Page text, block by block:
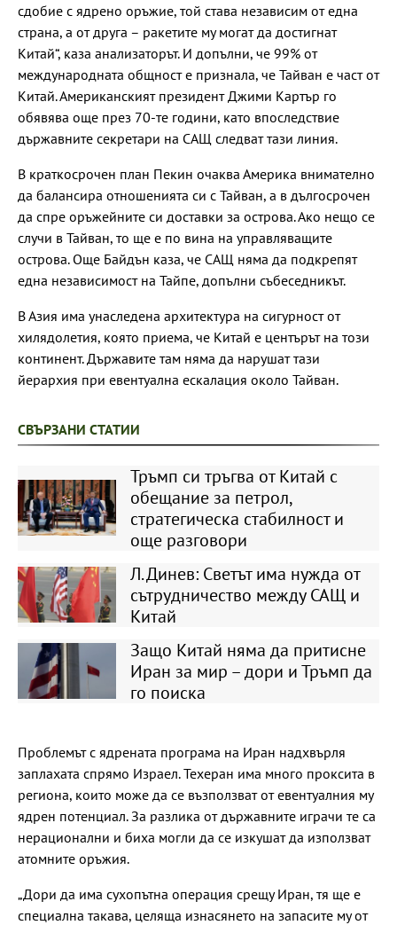
сдобие с ядрено оръжие, той става независим от една
страна, а от друга – ракетите му могат да достигнат
Китай“, каза анализаторът. И допълни, че 99% от
международната общност е признала, че Тайван е част от
Китай. Американският президент Джими Картър го
обявява още през 70-те години, като впоследствие
държавните секретари на САЩ следват тази линия.
В краткосрочен план Пекин очаква Америка внимателно
да балансира отношенията си с Тайван, а в дългосрочен
да спре оръжейните си доставки за острова. Ако нещо се
случи в Тайван, то ще е по вина на управляващите
острова. Още Байдън каза, че САЩ няма да подкрепят
една независимост на Тайпе, допълни събеседникът.
В Азия има унаследена архитектура на сигурност от
хилядолетия, която приема, че Китай е центърът на този
континент. Държавите там няма да нарушат тази
йерархия при евентуална ескалация около Тайван.
СВЪРЗАНИ СТАТИИ
Тръмп си тръгва от Китай с
обещание за петрол,
стратегическа стабилност и
още разговори
Л. Динев: Светът има нужда от
сътрудничество между САЩ и
Китай
Защо Китай няма да притисне
Иран за мир – дори и Тръмп да
го поиска
Проблемът с ядрената програма на Иран надхвърля
заплахата спрямо Израел. Техеран има много проксита в
региона, които може да се възползват от евентуалния му
ядрен потенциал. За разлика от държавните играчи те са
нерационални и биха могли да се изкушат да използват
атомните оръжия.
„Дори да има сухопътна операция срещу Иран, тя ще е
специална такава, целяща изнасянето на запасите му от